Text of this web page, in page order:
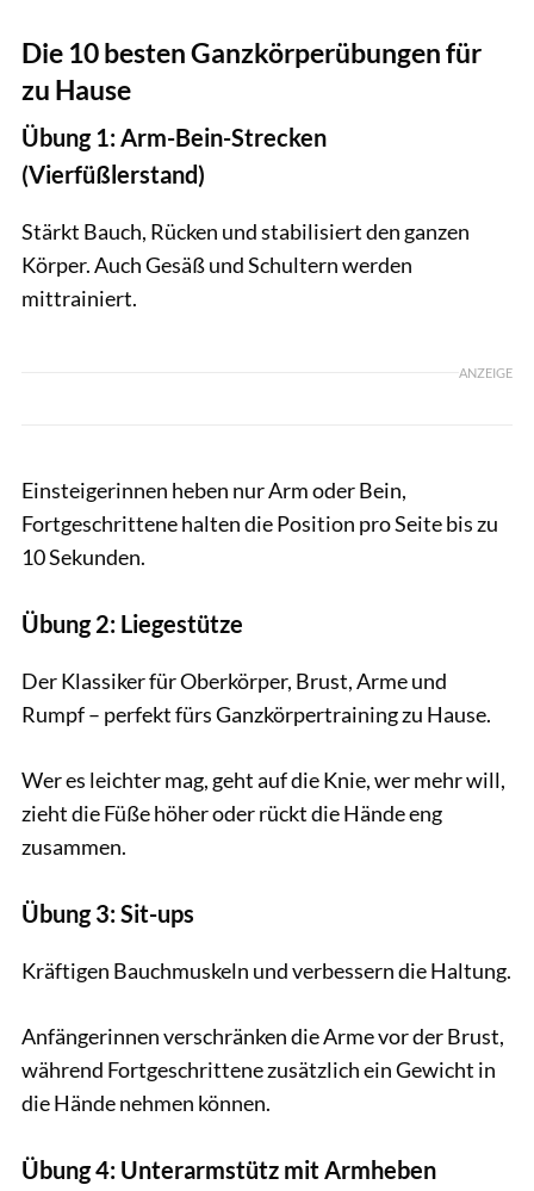
Die 10 besten Ganzkörperübungen für
zu Hause
Übung 1: Arm-Bein-Strecken
(Vierfüßlerstand)
Stärkt Bauch, Rücken und stabilisiert den ganzen
Körper. Auch Gesäß und Schultern werden
mittrainiert.
ANZEIGE
Einsteigerinnen heben nur Arm oder Bein,
Fortgeschrittene halten die Position pro Seite bis zu
10 Sekunden.
Übung 2: Liegestütze
Der Klassiker für Oberkörper, Brust, Arme und
Rumpf – perfekt fürs Ganzkörpertraining zu Hause.
Wer es leichter mag, geht auf die Knie, wer mehr will,
zieht die Füße höher oder rückt die Hände eng
zusammen.
Übung 3: Sit-ups
Kräftigen Bauchmuskeln und verbessern die Haltung.
Anfängerinnen verschränken die Arme vor der Brust,
während Fortgeschrittene zusätzlich ein Gewicht in
die Hände nehmen können.
Übung 4: Unterarmstütz mit Armheben